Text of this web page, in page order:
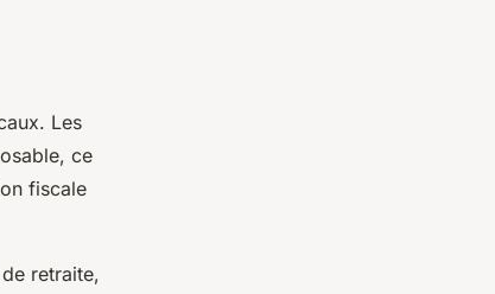
Les
ce
fiscale
retraite,